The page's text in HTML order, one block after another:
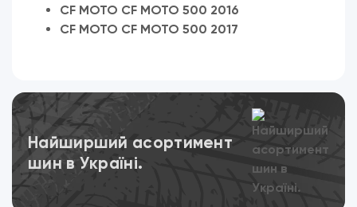
CF MOTO CF MOTO 500 2016
CF MOTO CF MOTO 500 2017
Найширший асортимент
шин в Україні.
Переглянути